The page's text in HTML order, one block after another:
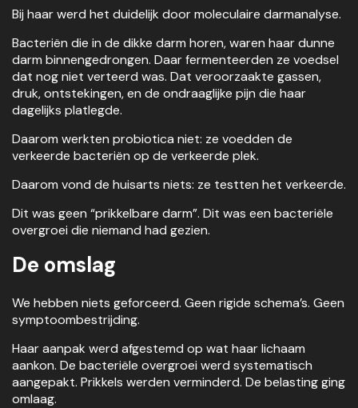
Bij haar werd het duidelijk door moleculaire darmanalyse.
Bacteriën die in de dikke darm horen, waren haar dunne
darm binnengedrongen. Daar fermenteerden ze voedsel
dat nog niet verteerd was. Dat veroorzaakte gassen,
druk, ontstekingen, en de ondraaglijke pijn die haar
dagelijks platlegde.
Daarom werkten probiotica niet: ze voedden de
verkeerde bacteriën op de verkeerde plek.
Daarom vond de huisarts niets: ze testten het verkeerde.
Dit was geen “prikkelbare darm”. Dit was een bacteriële
overgroei die niemand had gezien.
De omslag
We hebben niets geforceerd. Geen rigide schema’s. Geen
symptoombestrijding.
Haar aanpak werd afgestemd op wat haar lichaam
aankon. De bacteriële overgroei werd systematisch
aangepakt. Prikkels werden verminderd. De belasting ging
omlaag.